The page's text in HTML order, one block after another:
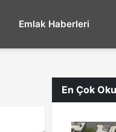
Emlak Haberleri
En Çok